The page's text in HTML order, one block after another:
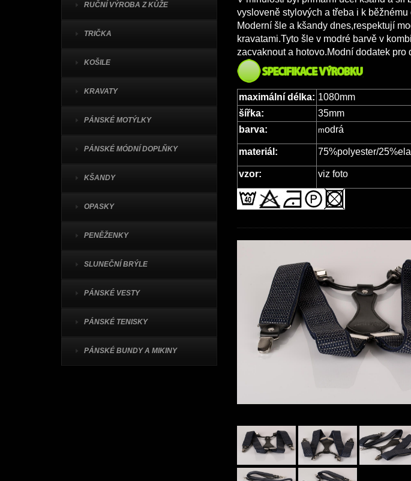
RUČNÍ VÝROBA Z KŮŽE
TRIČKA
KOŠILE
KRAVATY
PÁNSKÉ MOTÝLKY
PÁNSKÉ MÓDNÍ DOPLŇKY
KŠANDY
OPASKY
PENĚŽENKY
SLUNEČNÍ BRÝLE
PÁNSKÉ VESTY
PÁNSKÉ TENISKY
PÁNSKÉ BUNDY A MIKINY
vysloveně stylových a třeba i k běžnému
Moderní šle a kšandy dnes,respektují
kravatami.Tyto šle v modré barvě v
zacvaknout a hotovo.Modní dodatek pro
maximální délka: 1080mm
šířka:
35mm
barva:
modrá
materiál: 75%polyester/
vzor: viz foto